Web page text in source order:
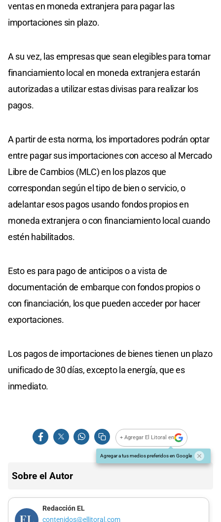
ventas en moneda extranjera para pagar las
importaciones sin plazo.
A su vez, las empresas que sean elegibles para tomar
financiamiento local en moneda extranjera estarán
autorizadas a utilizar estas divisas para realizar los
pagos.
A partir de esta norma, los importadores podrán optar
entre pagar sus importaciones con acceso al Mercado
Libre de Cambios (MLC) en los plazos que
correspondan según el tipo de bien o servicio, o
adelantar esos pagos usando fondos propios en
moneda extranjera o con financiamiento local cuando
estén habilitados.
Esto es para pago de anticipos o a vista de
documentación de embarque con fondos propios o
con financiación, los que pueden acceder por hacer
exportaciones.
Los pagos de importaciones de bienes tienen un plazo
unificado de 30 días, excepto la energía, que es
inmediato.
+ Agregar El Litoral en
Agregar a tus medios preferidos en Google
Sobre el Autor
Redacción EL
contenidos@ellitoral.com